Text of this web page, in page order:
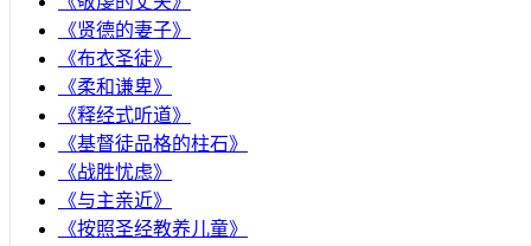
《贤德的妻子》
《布衣圣徒》
《柔和谦卑》
《释经式听道》
《基督徒品格的柱石》
《战胜忧虑》
《与主亲近》
《按照圣经教养儿童》